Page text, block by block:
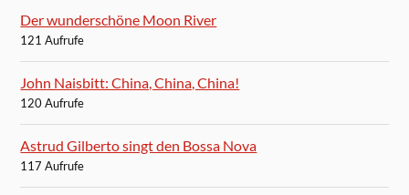
Der wunderschöne Moon River
121 Aufrufe
John Naisbitt: China, China, China!
120 Aufrufe
Astrud Gilberto singt den Bossa Nova
117 Aufrufe